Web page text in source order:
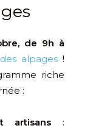
de 9h à
alpages !
riche
:
artisans :